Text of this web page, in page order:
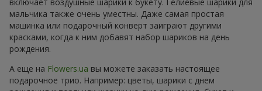
мальчика также очень уместны. Даже самая простая
машинка или подарочный конверт заиграют другими
красками, когда к ним добавят набор шариков на день
рождения.
А еще на Flowers.ua вы можете заказать настоящее
подарочное трио. Например: цветы, шарики с днем